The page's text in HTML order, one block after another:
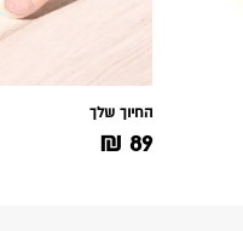
החיוך שלך
89
₪